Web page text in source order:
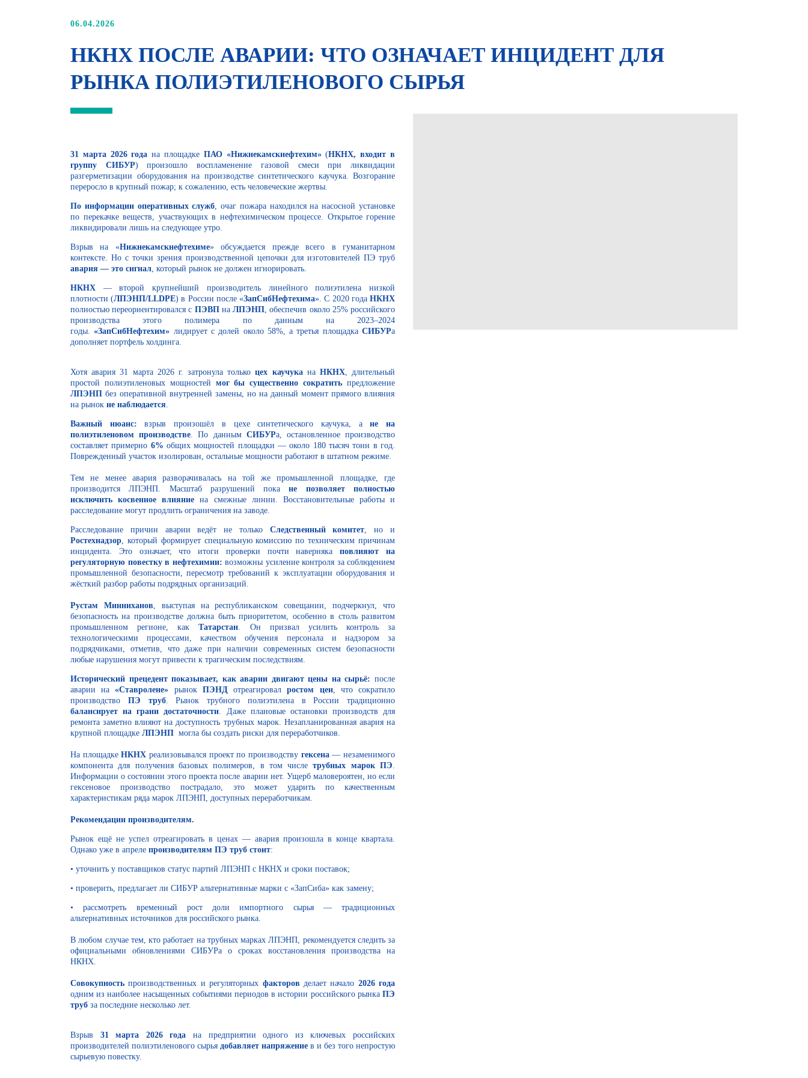
06.04.2026
НКНХ ПОСЛЕ АВАРИИ: ЧТО ОЗНАЧАЕТ ИНЦИДЕНТ ДЛЯ
РЫНКА ПОЛИЭТИЛЕНОВОГО СЫРЬЯ
31 марта 2026 годана площадке ПАО «Нижнекамскнефтехим»(НКНХ, входит в
группу СИБУР) произошло воспламенение газовой смеси при ликвидации
разгерметизации оборудования на производстве синтетического каучука. Возгорание
переросло в крупный пожар; к сожалению, есть человеческие жертвы.
По информации оперативных служб , очаг пожара находился на насосной установке
по перекачке веществ, участвующих в нефтехимическом процессе. Открытое горение
ликвидировали лишь на следующее утро.
Взрыв на «Нижнекамскнефтехиме» обсуждается прежде всего в гуманитарном
контексте. Но с точки зрения производственной цепочки для изготовителей ПЭ труб
авария — это сигнал , который рынок не должен игнорировать.
НКНХ — второй крупнейший производитель линейного полиэтилена низкой
плотности (ЛПЭНП/LLDPE) в России после «ЗапСибНефтехима» . С 2020 годаНКНХ
полностью переориентировался с ПЭВПнаЛПЭНП , обеспечив около 25% российского
производства этого полимера по данным на 2023–2024
годы.
«ЗапСибНефтехим» лидирует с долей около 58%, а третья площадкаСИБУРа
дополняет портфель холдинга.
Хотя авария 31 марта 2026 г. затронула толькоцех каучукана НКНХ, длительный
простой полиэтиленовых мощностей мог бы существенно сократить предложение
ЛПЭНП без оперативной внутренней замены, но на данный момент прямого влияния
на рынок не наблюдается
Важный нюанс: взрыв произошёл в цехе синтетического каучука, ане на
полиэтиленовом производстве . По данным СИБУРа, остановленное производство
составляет примерно 6%общих мощностей площадки — около 180 тысяч тонн в год.
Поврежденный участок изолирован, остальные мощности работают в штатном режиме.
Тем не менее авария разворачивалась на той же промышленной площадке, где
производится ЛПЭНП. Масштаб разрушений покане позволяет полностью
исключить косвенное влияние на смежные линии. Восстановительные работы и
расследование могут продлить ограничения на заводе.
Расследование причин аварии ведёт не только Следственный комитет , но и
Ростехнадзор , который формирует специальную комиссию по техническим причинам
инцидента. Это означает, что итоги проверки почти навернякаповлияют на
регуляторную повестку в нефтехимии: возможны усиление контроля за соблюдением
промышленной безопасности, пересмотр требований к эксплуатации оборудования и
жёсткий разбор работы подрядных организаций.
Рустам Минниханов , выступая на республиканском совещании, подчеркнул, что
безопасность на производстве должна быть приоритетом, особенно в столь развитом
промышленном регионе, какТатарстан . Он призвал усилить контроль за
технологическими процессами, качеством обучения персонала и надзором за
подрядчиками, отметив, что даже при наличии современных систем безопасности
любые нарушения могут привести к трагическим последствиям.
Исторический прецедент показывает, как аварии двигают цены на сырьё: после
аварии на«Ставролене» рынок ПЭНДотреагировалростом цен, что сократило
производство ПЭ труб. Рынок трубного полиэтилена в России традиционно
балансирует на грани достаточности . Даже плановые остановки производств для
ремонта заметно влияют на доступность трубных марок. Незапланированная авария на
крупной площадке ЛПЭНП могла бы создать риски для переработчиков.
На площадкеНКНХ реализовывался проект по производству гексена— незаменимого
компонента для получения базовых полимеров, в том числетрубных марок ПЭ
Информации о состоянии этого проекта после аварии нет. Ущерб маловероятен, но если
гексеновое производство пострадало, это может ударить по качественным
характеристикам ряда марок ЛПЭНП, доступных переработчикам.
Рекомендации производителям.
Рынок ещё не успел отреагировать в ценах — авария произошла в конце квартала.
Однако уже в апреле производителям ПЭ труб стоит:
• уточнить у поставщиков статус партий ЛПЭНП с НКНХ и сроки поставок;
• проверить, предлагает ли СИБУР альтернативные марки с «ЗапСиба» как замену;
• рассмотреть временный рост доли импортного сырья — традиционных
альтернативных источников для российского рынка.
В любом случае тем, кто работает на трубных марках ЛПЭНП, рекомендуется следить за
официальными обновлениями СИБУРа о сроках восстановления производства на
НКНХ.
Совокупность производственных и регуляторных факторов делает начало 2026 года
одним из наиболее насыщенных событиями периодов в истории российского рынкаПЭ
труб за последние несколько лет.
Взрыв 31 марта 2026 годана предприятии одного из ключевых российских
производителей полиэтиленового сырья добавляет напряжение в и без того непростую
сырьевую повестку.